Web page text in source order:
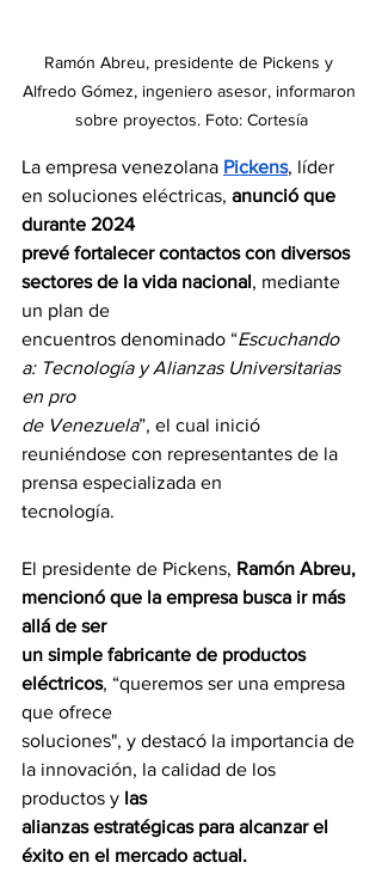
Ramón Abreu, presidente de Pickens y
Alfredo Gómez, ingeniero asesor, informaron
sobre proyectos. Foto: Cortesía
La empresa venezolana Pickens, líder
en soluciones eléctricas, anunció que
durante 2024
prevé fortalecer contactos con diversos
sectores de la vida nacional, mediante
un plan de
encuentros denominado “Escuchando
a: Tecnología y Alianzas Universitarias
en pro
de Venezuela”, el cual inició
reuniéndose con representantes de la
prensa especializada en
tecnología.
El presidente de Pickens, Ramón Abreu,
mencionó que la empresa busca ir más
allá de ser
un simple fabricante de productos
eléctricos, “queremos ser una empresa
que ofrece
soluciones", y destacó la importancia de
la innovación, la calidad de los
productos y las
alianzas estratégicas para alcanzar el
éxito en el mercado actual.